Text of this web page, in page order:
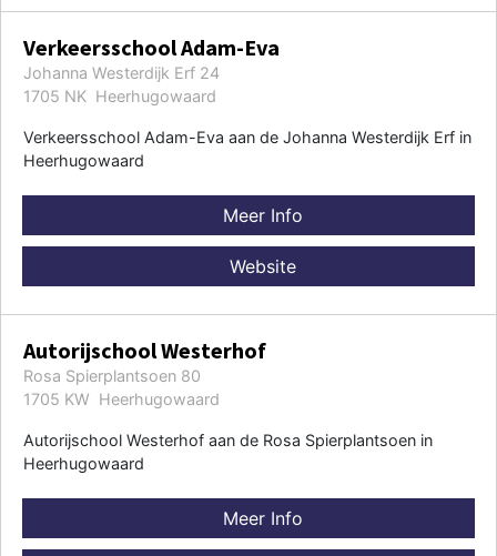
Verkeersschool Adam-Eva
Johanna Westerdijk Erf 24
1705 NK Heerhugowaard
Verkeersschool Adam-Eva aan de Johanna Westerdijk Erf in
Heerhugowaard
Meer Info
Website
Autorijschool Westerhof
Rosa Spierplantsoen 80
1705 KW Heerhugowaard
Autorijschool Westerhof aan de Rosa Spierplantsoen in
Heerhugowaard
Meer Info